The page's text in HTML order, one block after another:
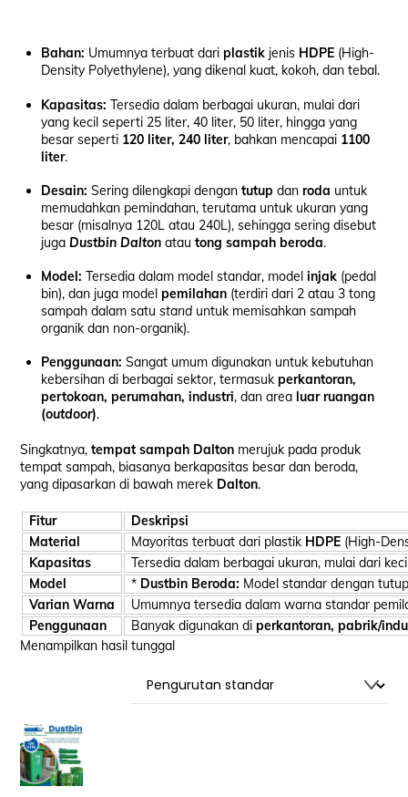
Bahan: Umumnya terbuat dari plastikjenis HDPE(High-
Density Polyethylene), yang dikenal kuat, kokoh, dan tebal.
Kapasitas: Tersedia dalam berbagai ukuran, mulai dari
yang kecil seperti 25 liter, 40 liter, 50 liter, hingga yang
besar seperti 120 liter, 240 liter, bahkan mencapai 1100
liter.
Desain: Sering dilengkapi dengan tutup dan roda untuk
memudahkan pemindahan, terutama untuk ukuran yang
besar (misalnya 120L atau 240L), sehingga sering disebut
juga Dustbin Daltonatau tong sampah beroda.
Model: Tersedia dalam model standar, model injak(pedal
bin), dan juga model pemilahan(terdiri dari 2 atau 3 tong
sampah dalam satu standuntuk memisahkan sampah
organik dan non-organik).
Penggunaan: Sangat umum digunakan untuk kebutuhan
kebersihan di berbagai sektor, termasuk perkantoran,
pertokoan, perumahan, industri, dan area luar ruangan
(outdoor).
Singkatnya,tempat sampah Dalton merujuk pada produk
tempat sampah, biasanya berkapasitas besar dan beroda,
yang dipasarkan di bawah merek Dalton.
Fitur
Deskripsi
Material
Mayoritas terbuat dari plastik HDPE (High-
Kapasitas
Tersedia dalam berbagai ukuran, mulai dari
Model
* Dustbin Beroda: Model standar dengan
Varian Warna
Umumnya tersedia dalam warna standar
Penggunaan
Banyak digunakan diperkantoran, pabrik/
Menampilkan hasil tunggal